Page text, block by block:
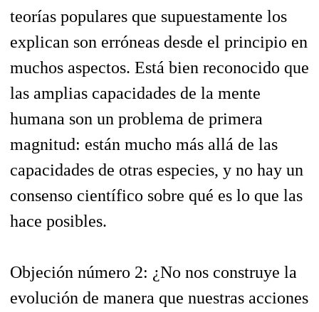
teorías populares que supuestamente los
explican son erróneas desde el principio en
muchos aspectos. Está bien reconocido que
las amplias capacidades de la mente
humana son un problema de primera
magnitud: están mucho más allá de las
capacidades de otras especies, y no hay un
consenso científico sobre qué es lo que las
hace posibles.
Objeción número 2: ¿No nos construye la
evolución de manera que nuestras acciones